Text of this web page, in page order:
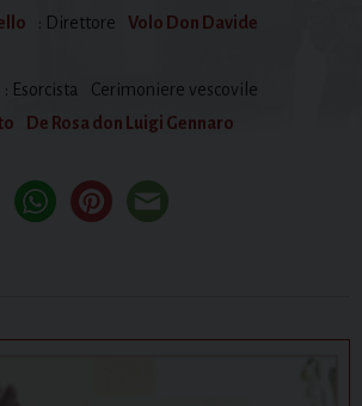
: Direttore
Volo Don Davide
: Esorcista
Cerimoniere vescovile
De Rosa don Luigi Gennaro